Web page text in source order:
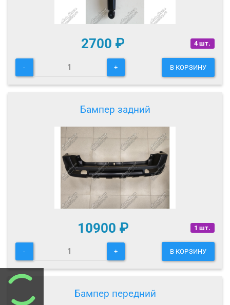
4 шт.
2700 ₽
- + В КОРЗИНУ
Бампер задний
1 шт.
10900 ₽
- + В КОРЗИНУ
Бампер передний